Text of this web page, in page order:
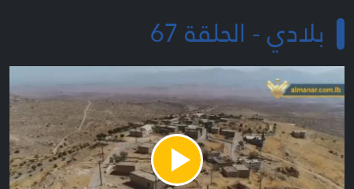
بلادي - الحلقة 67
Play
Video